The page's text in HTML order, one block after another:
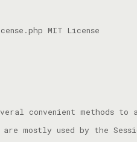
convenient methods to
mostly used by the